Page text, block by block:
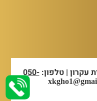
עקרון | טלפון:050-